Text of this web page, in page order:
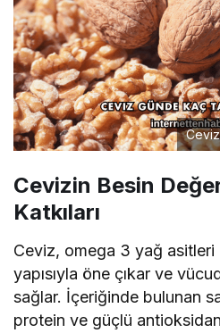
Cevizin Besin
Katkıları
Ceviz, omega 3 yağ asitleri
yapısıyla öne çıkar ve
sağlar. İçeriğinde bulunan
protein ve güçlü